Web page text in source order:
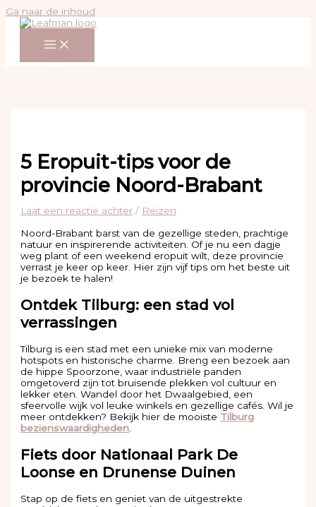
Ga naar de inhoud
5 Eropuit-tips voor de
provincie Noord-Brabant
Laat een reactie achter / Reizen
Noord-Brabant barst van de gezellige steden, prachtige
natuur en inspirerende activiteiten. Of je nu een dagje
weg plant of een weekend eropuit wilt, deze provincie
verrast je keer op keer. Hier zijn vijf tips om het beste uit
je bezoek te halen!
Ontdek Tilburg: een stad vol
verrassingen
Tilburg is een stad met een unieke mix van moderne
hotspots en historische charme. Breng een bezoek aan
de hippe Spoorzone, waar industriële panden
omgetoverd zijn tot bruisende plekken vol cultuur en
lekker eten. Wandel door het Dwaalgebied, een
sfeervolle wijk vol leuke winkels en gezellige cafés. Wil je
meer ontdekken? Bekijk hier de mooiste Tilburg
bezienswaardigheden
Fiets door Nationaal Park De
Loonse en Drunense Duinen
Stap op de fiets en geniet van de uitgestrekte